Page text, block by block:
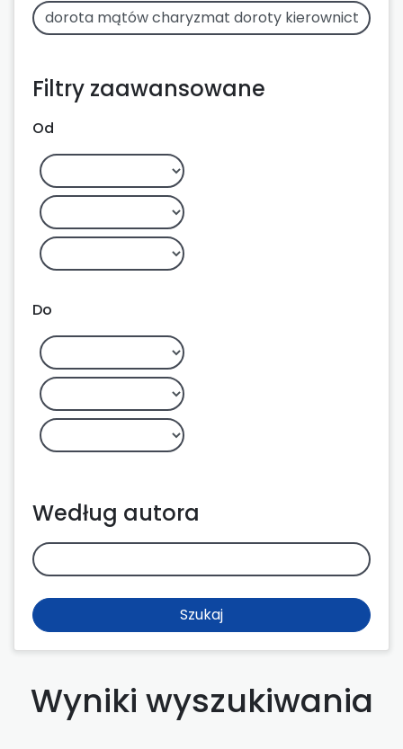
Filtry zaawansowane
Od
Do
Według autora
Szukaj
Wyniki wyszukiwania